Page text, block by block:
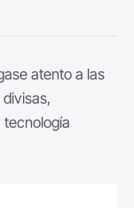
atento a las